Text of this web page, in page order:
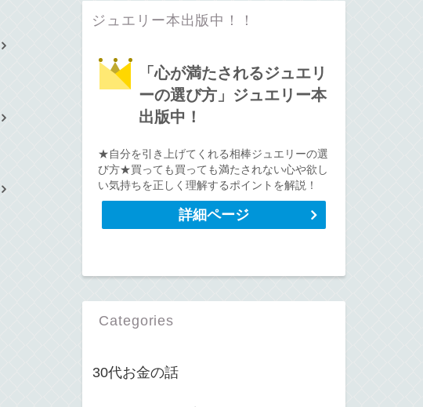
ジュエリー本出版中！！
「心が満たされるジュエリ
ーの選び方」ジュエリー本
出版中！
★自分を引き上げてくれる相棒ジュエリーの選
び方★買っても買っても満たされない心や欲し
い気持ちを正しく理解するポイントを解説！
詳細ページ
Categories
30代お金の話